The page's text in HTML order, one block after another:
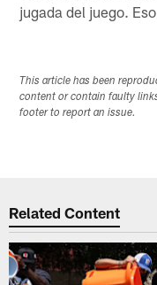
jugada del juego.
This article has been
content or contain faulty
footer to report an issue.
Related Content